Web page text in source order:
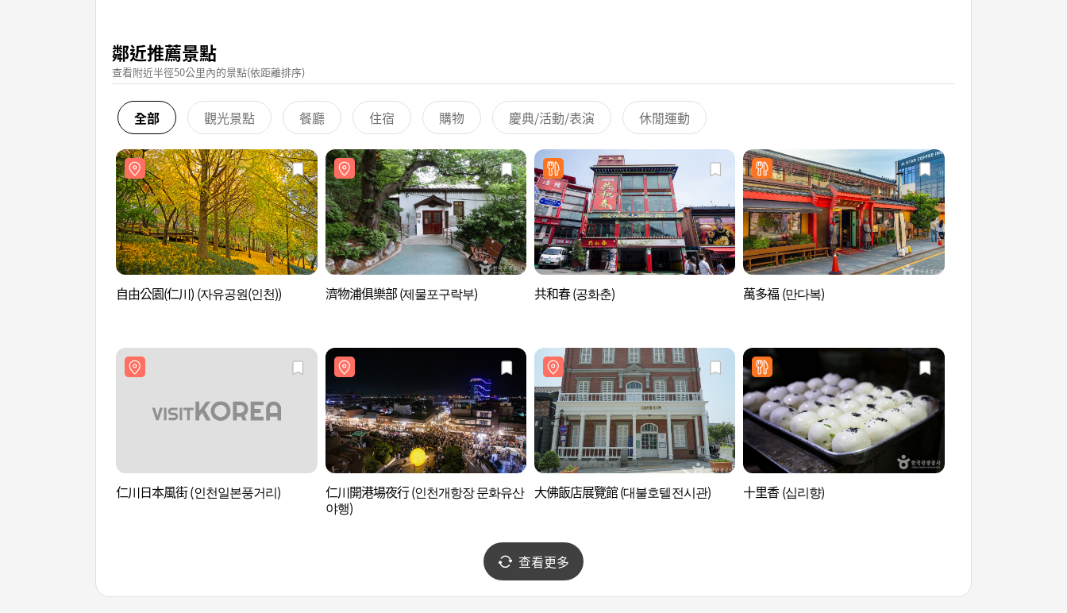
鄰近推薦景點
查看附近半徑50公里內的景點(依距離排序)
全部 觀光景點 餐廳 住宿 購物 慶典/活動/表演 休閒運動
自由公園(仁川) (자유공원(인천)) 濟物浦俱樂部 (제물포구락부) 共和春 (공화춘) 萬多福 (만다복)
仁川日本風街 (인천일본풍거리)
仁川開港場夜行 (인천개항장 문화유산
야행)
大佛飯店展覽館 (대불호텔전시관) 十里香 (십리향)
查看更多